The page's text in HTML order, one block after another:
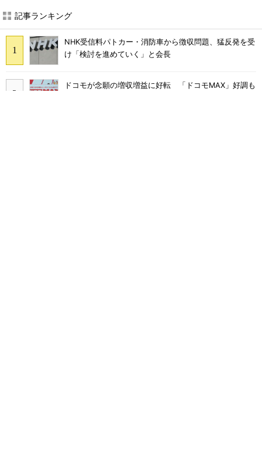
記事ランキング
NHK受信料パトカー・消防車から徴収問題、猛反発を受
け「検討を進めていく」と会長
ドコモが念願の増収増益に好転 「ドコモMAX」好調も